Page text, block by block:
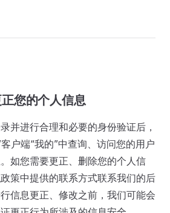
您的个人信息
并进行合理和必要的身份验证后，
户端“我的”中查询、访问您的用户
如您需要更正、删除您的个人信
策中提供的联系方式联系我们的后
信息更正、修改之前，我们可能会